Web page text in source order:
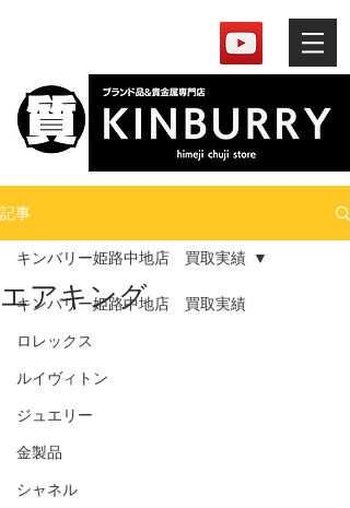
記事
キンバリー姫路中地店 買取実績
ロレックス
ルイヴィトン
ジュエリー
金製品
シャネル
キンバリー姫路中地店 買取実績
エアキング